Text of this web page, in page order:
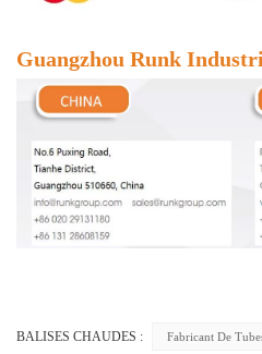
Guangzhou Runk
BALISES CHAUDES : Fabricant De